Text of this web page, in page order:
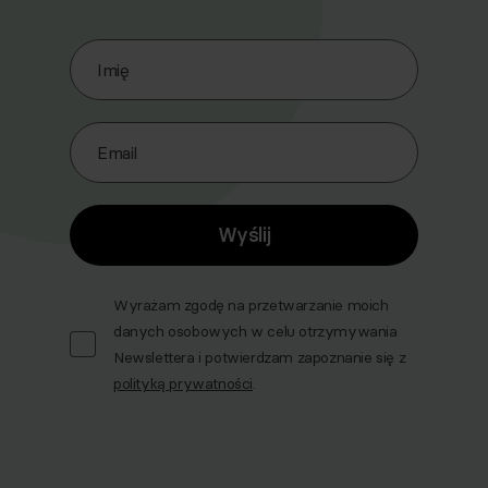
Zapisz się do naszego Newslettera
Imię
Email
Wyślij
Wyrażam zgodę na przetwarzanie moich
danych osobowych w celu otrzymywania
Newslettera i potwierdzam zapoznanie się z
polityką prywatności.